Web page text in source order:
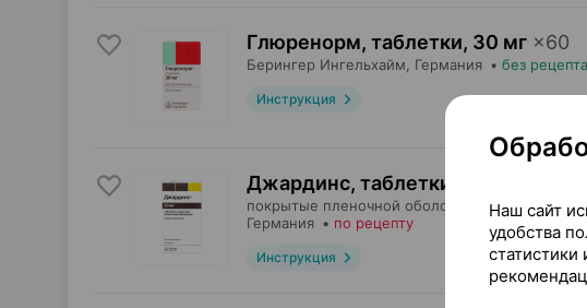
Глюренорм, таблетки, 30 мг ×60
Берингер Ингельхайм , Германия • без рецепта
Инструкция
Джардинс, таблетки
покрытые пленочной оболочкой, Берингер
Германия • по рецепту
Инструкция
Наш сайт
удобства